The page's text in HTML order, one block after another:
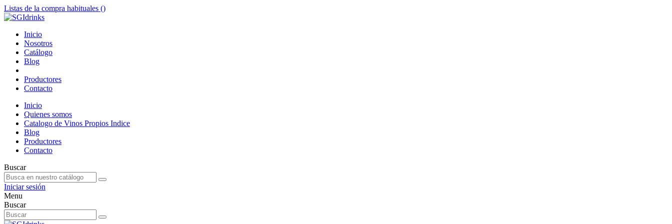
Listas de la compra habituales ()
Inicio
Nosotros
Catálogo
Blog
Productores
Contacto
Inicio
Quienes somos
Catalogo de Vinos Propios Indice
Blog
Productores
Contacto
Buscar
Iniciar sesión
Menu
Buscar